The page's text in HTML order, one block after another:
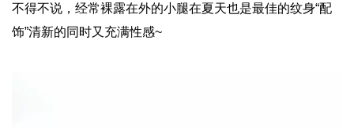
不得不说，经常裸露在外的小腿在夏天也是最佳的纹身“配
饰”清新的同时又充满性感~